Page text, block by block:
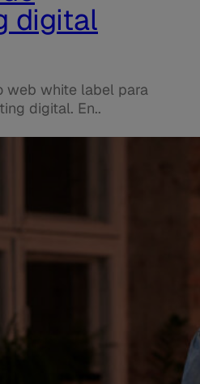
digital
web white label para
digital. En..